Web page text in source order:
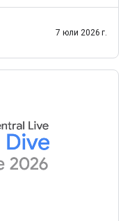
社交媒体帖子和视频帖
7 юли 2026 г.